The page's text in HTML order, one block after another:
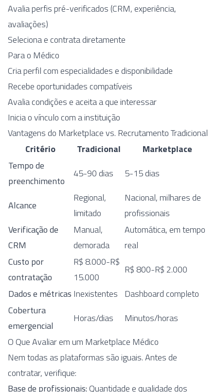
Avalia perfis pré-verificados (CRM, experiência,
avaliações)
Seleciona e contrata diretamente
Para o Médico
Cria perfil com especialidades e disponibilidade
Recebe oportunidades compatíveis
Avalia condições e aceita a que interessar
Inicia o vínculo com a instituição
Vantagens do Marketplace vs. Recrutamento Tradicional
Critério
Tradicional
Marketplace
Tempo de
preenchimento
45-90 dias 5-15 dias
Alcance
Regional,
limitado
Nacional, milhares de
profissionais
Verificação de
CRM
Manual,
demorada
Automática, em tempo
real
Custo por
contratação
R$ 8.000-R$
15.000
R$ 800-R$ 2.000
Dados e métricas Inexistentes Dashboard completo
Cobertura
emergencial
Horas/dias
Minutos/horas
O Que Avaliar em um Marketplace Médico
Nem todas as plataformas são iguais. Antes de
contratar, verifique:
Base de profissionais:Quantidade e qualidade dos